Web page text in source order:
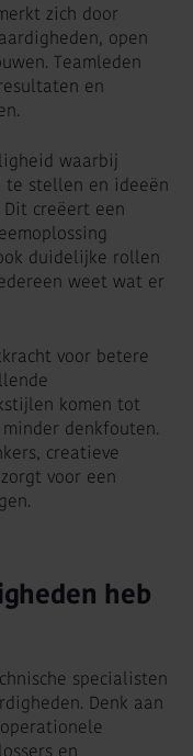
zich door
open
Teamleden
en
waarbij
te stellen en ideeën
creëert een
duidelijke rollen
weet wat er
voor betere
komen tot
denkfouten.
creatieve
voor een
heb
specialisten
Denk aan